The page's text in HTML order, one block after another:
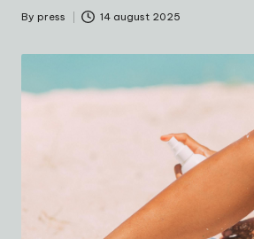
Posted
By press 14 august 2025